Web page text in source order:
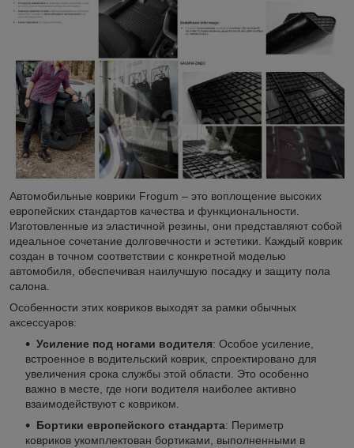
Автомобильные коврики Frogum – это воплощение высоких
европейских стандартов качества и функциональности.
Изготовленные из эластичной резины, они представляют собой
идеальное сочетание долговечности и эстетики. Каждый коврик
создан в точном соответствии с конкретной моделью
автомобиля, обеспечивая наилучшую посадку и защиту пола
салона.
Особенности этих ковриков выходят за рамки обычных
аксессуаров:
Усиление под ногами водителя: Особое усиление,
встроенное в водительский коврик, спроектировано для
увеличения срока службы этой области. Это особенно
важно в месте, где ноги водителя наиболее активно
взаимодействуют с ковриком.
Бортики европейского стандарта: Периметр
ковриков укомплектован бортиками, выполненными в